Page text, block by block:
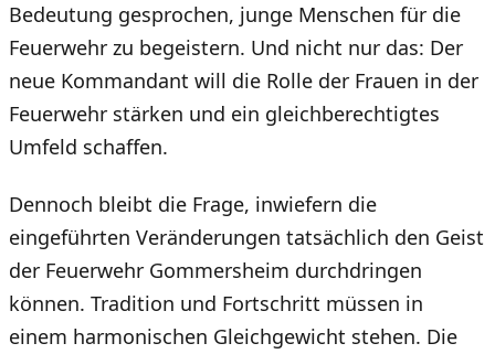
Bedeutung gesprochen, junge Menschen für die
Feuerwehr zu begeistern. Und nicht nur das: Der
neue Kommandant will die Rolle der Frauen in der
Feuerwehr stärken und ein gleichberechtigtes
Umfeld schaffen.
Dennoch bleibt die Frage, inwiefern die
eingeführten Veränderungen tatsächlich den Geist
der Feuerwehr Gom­mers­heim durchdringen
können. Tradition und Fortschritt müssen in
einem harmonischen Gleichgewicht stehen. Die